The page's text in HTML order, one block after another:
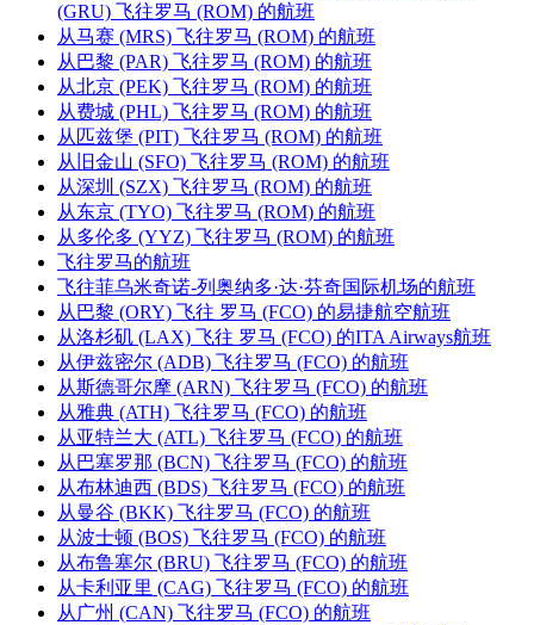
(GRU) 飞往罗马 (ROM) 的航班
从马赛 (MRS) 飞往罗马 (ROM) 的航班
从巴黎 (PAR) 飞往罗马 (ROM) 的航班
从北京 (PEK) 飞往罗马 (ROM) 的航班
从费城 (PHL) 飞往罗马 (ROM) 的航班
从匹兹堡 (PIT) 飞往罗马 (ROM) 的航班
从旧金山 (SFO) 飞往罗马 (ROM) 的航班
从深圳 (SZX) 飞往罗马 (ROM) 的航班
从东京 (TYO) 飞往罗马 (ROM) 的航班
从多伦多 (YYZ) 飞往罗马 (ROM) 的航班
飞往罗马的航班
飞往菲乌米奇诺-列奥纳多·达·芬奇国际机场的航班
从巴黎 (ORY) 飞往 罗马 (FCO) 的易捷航空航班
从洛杉矶 (LAX) 飞往 罗马 (FCO) 的ITA Airways航班
从伊兹密尔 (ADB) 飞往罗马 (FCO) 的航班
从斯德哥尔摩 (ARN) 飞往罗马 (FCO) 的航班
从雅典 (ATH) 飞往罗马 (FCO) 的航班
从亚特兰大 (ATL) 飞往罗马 (FCO) 的航班
从巴塞罗那 (BCN) 飞往罗马 (FCO) 的航班
从布林迪西 (BDS) 飞往罗马 (FCO) 的航班
从曼谷 (BKK) 飞往罗马 (FCO) 的航班
从波士顿 (BOS) 飞往罗马 (FCO) 的航班
从布鲁塞尔 (BRU) 飞往罗马 (FCO) 的航班
从卡利亚里 (CAG) 飞往罗马 (FCO) 的航班
从广州 (CAN) 飞往罗马 (FCO) 的航班